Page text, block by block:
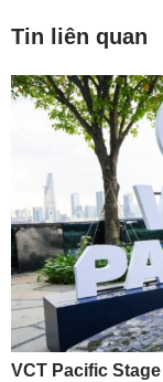
Tin liên quan
VCT Pacific